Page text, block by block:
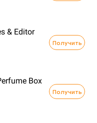
& Editor
Получить
Box
Получить